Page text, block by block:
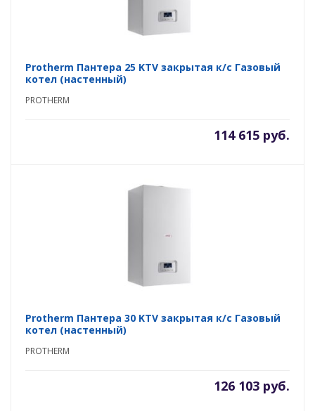
Protherm Пантера 25 KTV закрытая к/с Газовый
котел (настенный)
PROTHERM
114 615 руб.
Protherm Пантера 30 KTV закрытая к/с Газовый
котел (настенный)
PROTHERM
126 103 руб.